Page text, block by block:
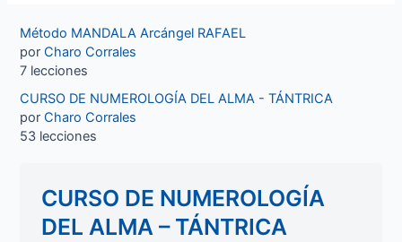
Método MANDALA Arcángel RAFAEL
porCharo Corrales
7 lecciones
CURSO DE NUMEROLOGÍA DEL ALMA - TÁNTRICA
porCharo Corrales
53 lecciones
CURSO DE NUMEROLOGÍA
DEL ALMA – TÁNTRICA